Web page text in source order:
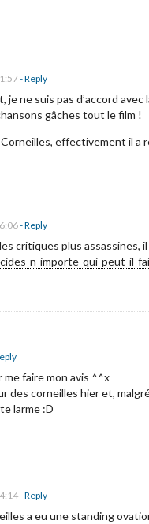
- Reply
je ne suis pas d’accord
gâches tout le film !
effectivement il a
- Reply
critiques plus assassines,
n-importe-qui-peut-il-
me faire mon avis ^^x
des corneilles hier et,
larme :D
- Reply
a eu une standing